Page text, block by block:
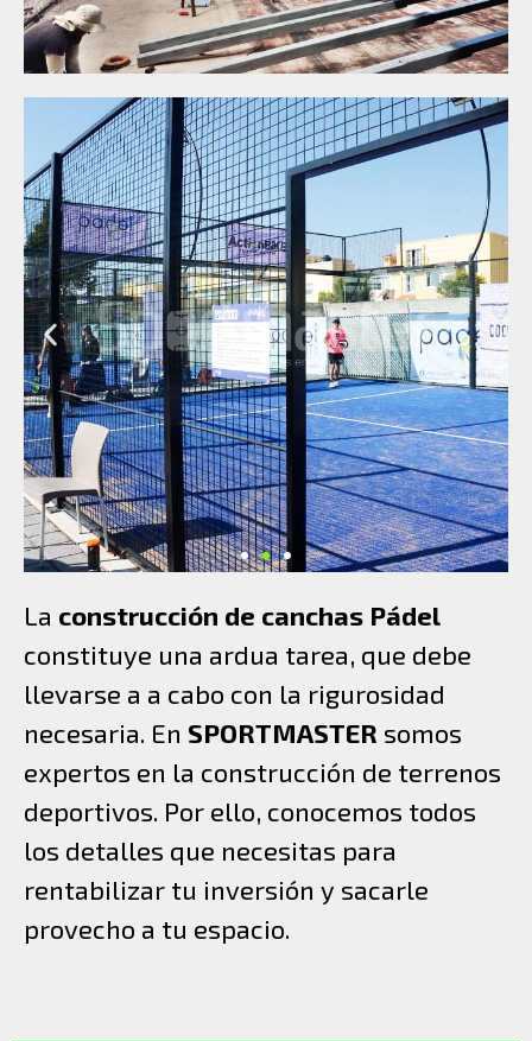
La construcción de canchas Pádel
constituye una ardua tarea, que debe
llevarse a a cabo con la rigurosidad
necesaria. En SPORTMASTER somos
expertos en la construcción de terrenos
deportivos. Por ello, conocemos todos
los detalles que necesitas para
rentabilizar tu inversión y sacarle
provecho a tu espacio.